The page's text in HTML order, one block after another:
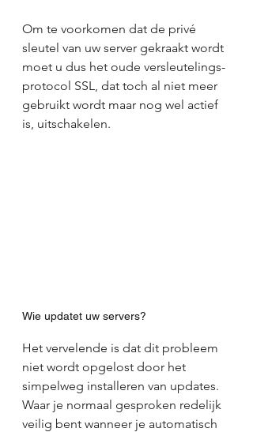
Om te voorkomen dat de privé
sleutel van uw server gekraakt wordt
moet u dus het oude versleutelings-
protocol SSL, dat toch al niet meer
gebruikt wordt maar nog wel actief
is, uitschakelen.
Wie updatet uw servers?
Het vervelende is dat dit probleem
niet wordt opgelost door het
simpelweg installeren van updates.
Waar je normaal gesproken redelijk
veilig bent wanneer je automatisch